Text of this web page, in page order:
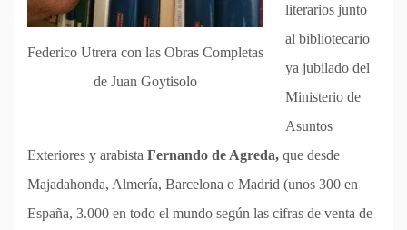
Federico Utrera con las Obras Completas
de Juan Goytisolo
literarios junto
al bibliotecario
ya jubilado del
Ministerio de
Asuntos
Exteriores y arabista Fernando de Agreda, que desde
Majadahonda, Almería, Barcelona o Madrid (unos 300 en
España, 3.000 en todo el mundo según las cifras de venta de